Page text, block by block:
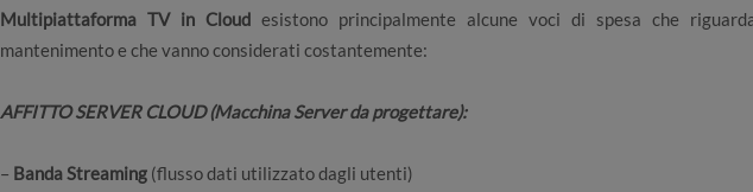
Multipiattaforma TV in Cloud esistono principalmente alcune voci di spesa che
mantenimento e che vanno considerati costantemente:
AFFITTO SERVER CLOUD (Macchina Server da progettare):
– Banda Streaming (flusso dati utilizzato dagli utenti)